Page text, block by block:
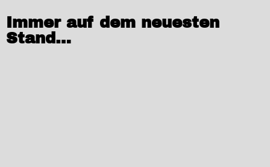
Immer auf dem neuesten
Stand…